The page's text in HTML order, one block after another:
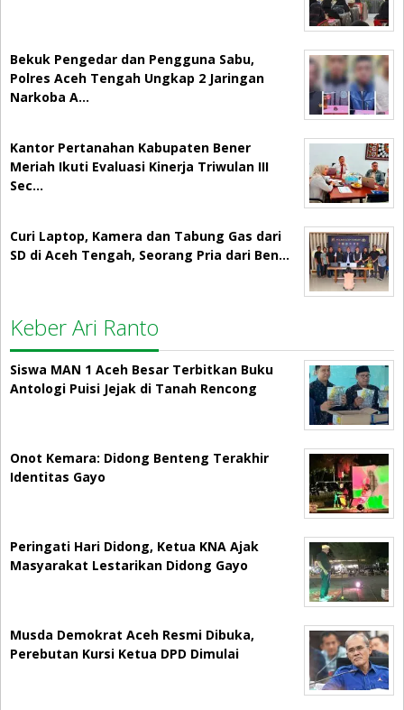
Bekuk Pengedar dan Pengguna Sabu,
Polres Aceh Tengah Ungkap 2 Jaringan
Narkoba A…
Kantor Pertanahan Kabupaten Bener
Meriah Ikuti Evaluasi Kinerja Triwulan III
Sec…
Curi Laptop, Kamera dan Tabung Gas dari
SD di Aceh Tengah, Seorang Pria dari Ben…
Keber Ari Ranto
Siswa MAN 1 Aceh Besar Terbitkan Buku
Antologi Puisi Jejak di Tanah Rencong
Onot Kemara: Didong Benteng Terakhir
Identitas Gayo
Peringati Hari Didong, Ketua KNA Ajak
Masyarakat Lestarikan Didong Gayo
Musda Demokrat Aceh Resmi Dibuka,
Perebutan Kursi Ketua DPD Dimulai